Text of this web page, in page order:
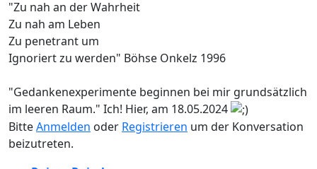
"Zu nah an der Wahrheit
Zu nah am Leben
Zu penetrant um
Ignoriert zu werden" Böhse Onkelz 1996
"Gedankenexperimente beginnen bei mir grundsätzlich
im leeren Raum." Ich! Hier, am 18.05.2024
BitteAnmelden oder Registrieren um der Konversation
beizutreten.